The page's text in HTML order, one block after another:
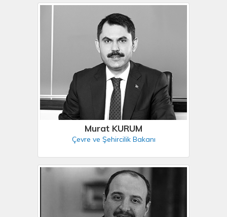
Murat KURUM
Çevre ve Şehircilik Bakanı